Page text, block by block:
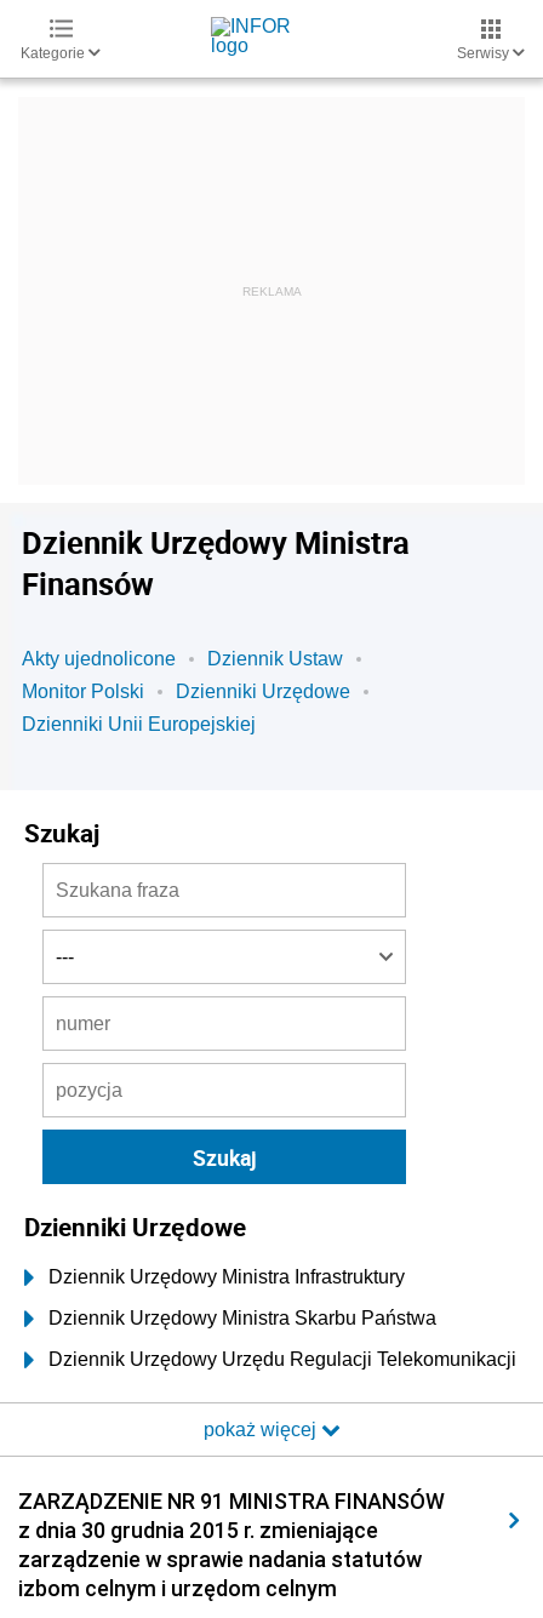
Kategorie Serwisy
Dziennik Urzędowy Ministra
Finansów
Akty ujednolicone
Dziennik Ustaw
Monitor Polski
Dzienniki Urzędowe
Dzienniki Unii Europejskiej
Szukaj
Dzienniki Urzędowe
Dziennik Urzędowy Ministra Infrastruktury
Dziennik Urzędowy Ministra Skarbu Państwa
Dziennik Urzędowy Urzędu Regulacji Telekomunikacji
Dziennik Urzędowy Ministra Transportu i Budownictwa
Elektronicznej
Dziennik Urzędowy Ministra Spraw Wewnętrznych i
Administracji
pokaż więcej
ZARZĄDZENIE NR 91 MINISTRA FINANSÓW
z dnia 30 grudnia 2015 r. zmieniające
zarządzenie w sprawie nadania statutów
izbom celnym i urzędom celnym